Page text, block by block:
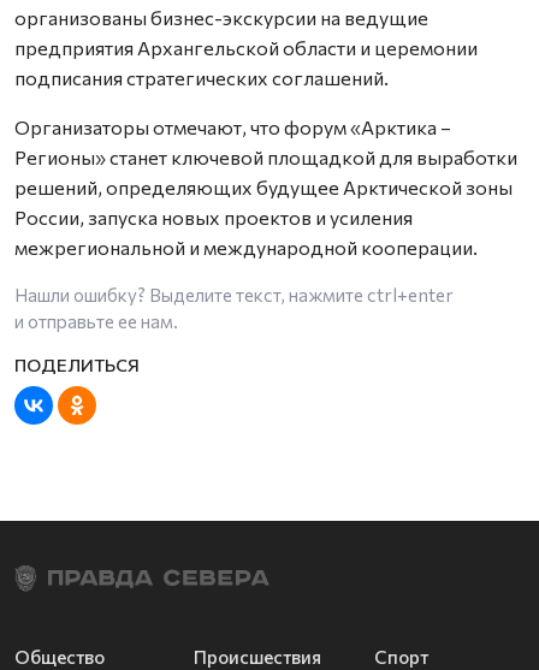
организованы бизнес-экскурсии на ведущие
предприятия Архангельской области и церемонии
подписания стратегических соглашений.
Организаторы отмечают, что форум «Арктика –
Регионы» станет ключевой площадкой для выработки
решений, определяющих будущее Арктической зоны
России, запуска новых проектов и усиления
межрегиональной и международной кооперации.
Нашли ошибку? Выделите текст, нажмите ctrl+enter
и отправьте ее нам.
Общество
Происшествия
Спорт